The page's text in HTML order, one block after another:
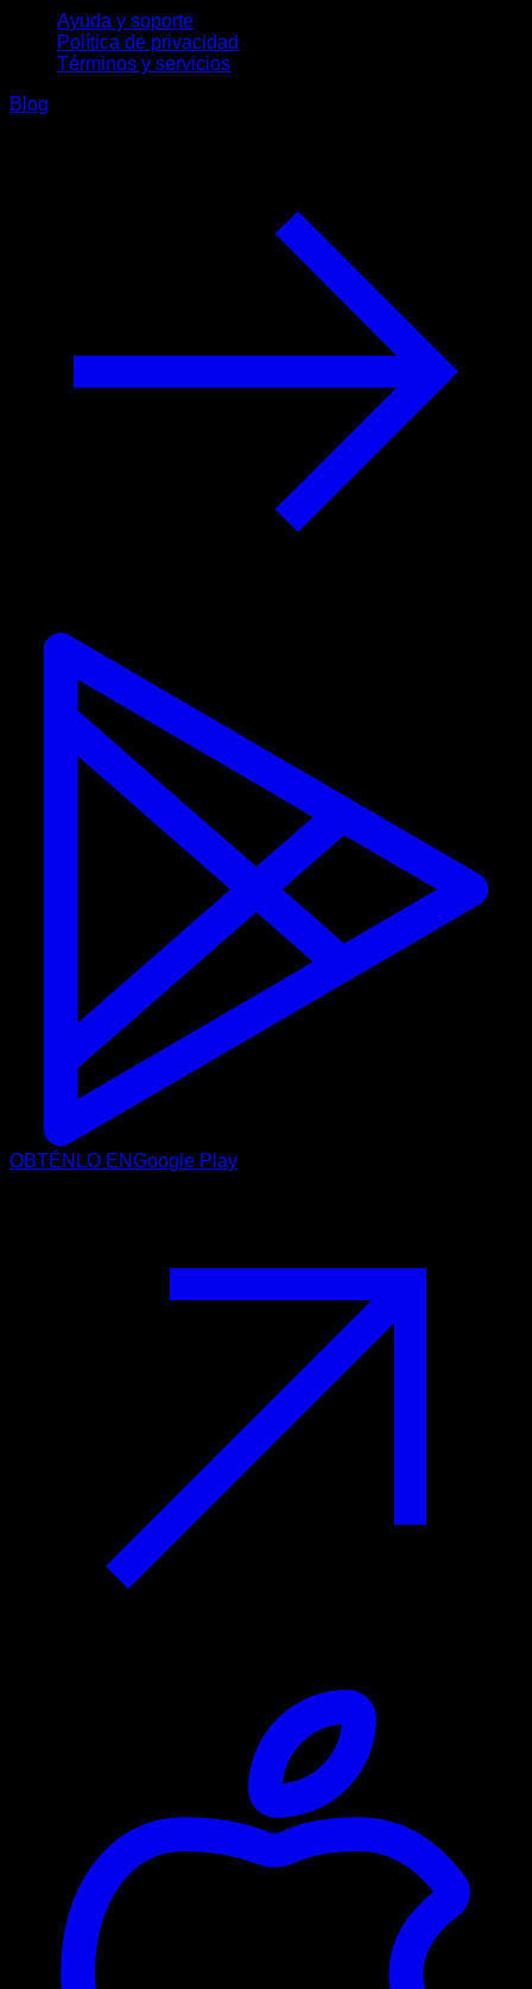
Ayuda y soporte
Política de privacidad
Términos y servicios
Blog
OBTÉNLO ENGoogle Play